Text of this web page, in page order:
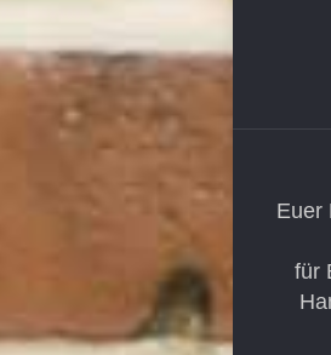
Euer
für